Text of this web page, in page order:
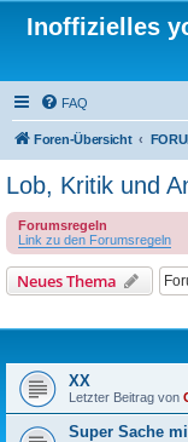
Inoffizielles
FAQ
Foren-Übersicht
Lob, Kritik und
Forumsregeln
Link zu den Forumsregeln
Neues Thema
XX
Letzter Beitrag von
Super Sache